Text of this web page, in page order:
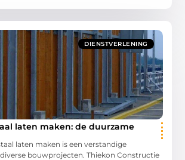
DIENSTVERLENING
laten maken: de duurzame
laten maken is een verstandige
bouwprojecten. Thiekon Constructie